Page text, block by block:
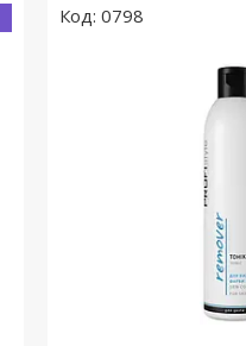
0798